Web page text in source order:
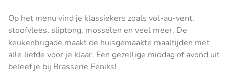
Op het menu vind je klassiekers zoals vol-au-vent,
stoofvlees, sliptong, mosselen en veel meer. De
keukenbrigade maakt de huisgemaakte maaltijden met
alle liefde voor je klaar. Een gezellige middag of avond uit
beleef je bij Brasserie Feniks!